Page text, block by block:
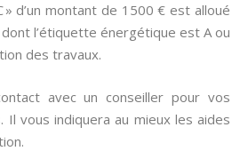
» d’un montant de 1500 € est alloué
l’étiquette énergétique est A ou
des travaux.
avec un conseiller pour vos
Il vous indiquera au mieux les aides